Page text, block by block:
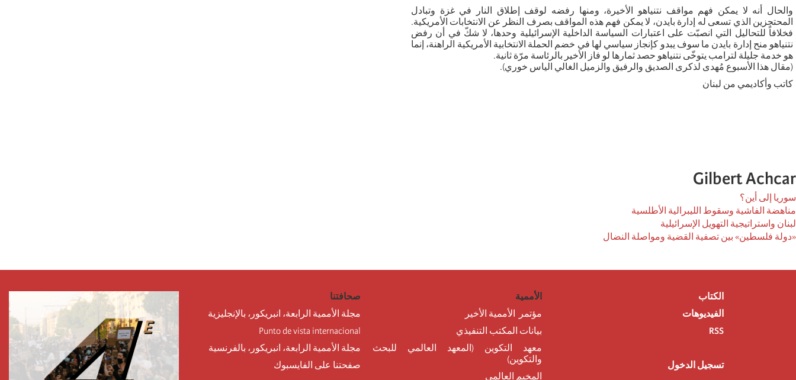
والحال أنه لا يمكن فهم مواقف نتنياهو الأخيرة، ومنها رفضه لوقف إطلاق النار في غزة وتبادل
المحتجزين الذي تسعى له إدارة بايدن، لا يمكن فهم هذه المواقف بصرف النظر عن الانتخابات الأمريكية.
فخلافاً للتحاليل التي انصبّت على اعتبارات السياسة الداخلية الإسرائيلية وحدها، لا شكّ في أن رفض
نتنياهو منح إدارة بايدن ما سوف يبدو كإنجاز سياسي لها في خضم الحملة الانتخابية الأمريكية الراهنة، إنما
هو خدمة جليلة لترامب يتوخّى نتنياهو حصد ثمارها لو فاز الأخير بالرئاسة مرّة ثانية.
(مقال هذا الأسبوع مُهدى لذكرى الصديق والرفيق والزميل الغالي الياس خوري).
كاتب وأكاديمي من لبنان
Gilbert Achcar
سوريا إلى أين؟
مناهضة الفاشية وسقوط الليبرالية الأطلسية
لبنان واستراتيجية التهويل الإسرائيلية
«دولة فلسطين» بين تصفية القضية ومواصلة النضال
صحافتنا
مجلة الأممية الرابعة، انبريكور، بالإنجليزية
Punto de vista internacional
مجلة الأممية الرابعة، انبريكور، بالفرنسية
صفحتنا على الفايسبوك
الأممية
مؤتمر الأممية الأخير
بيانات المكتب التنفيذي
معهد التكوين (المعهد العالمي للبحث
والتكوين)
المخيم العالمي
الكتاب
الفيديوهات
RSS
تسجيل الدخول